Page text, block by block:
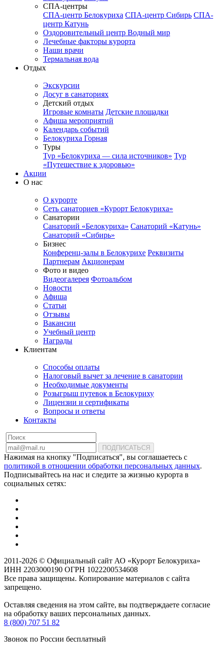
СПА-центры
СПА-центр Белокуриха СПА-центр Сибирь СПА-
центр Катунь
Оздоровительный центр Водный мир
Лечебные факторы курорта
Наши врачи
Термальная вода
Отдых
Экскурсии
Досуг в санаториях
Детский отдых
Игровые комнаты Детские площадки
Афиша мероприятий
Календарь событий
Белокуриха Горная
Туры
Тур «Белокуриха — сила источников» Тур
«Путешествие к здоровью»
Акции
О нас
О курорте
Сеть санаториев «Курорт Белокуриха»
Санатории
Санаторий «Белокуриха» Санаторий «Катунь»
Санаторий «Сибирь»
Бизнес
Конференц-залы в Белокурихе Реквизиты
Партнерам Акционерам
Фото и видео
Видеогалерея Фотоальбом
Новости
Афиша
Статьи
Отзывы
Вакансии
Учебный центр
Награды
Клиентам
Способы оплаты
Налоговый вычет за лечение в санатории
Необходимые документы
Розыгрыш путевок в Белокуриху
Лицензии и сертификаты
Вопросы и ответы
Контакты
ПОДПИСАТЬСЯ
Нажимая на кнопку "Подписаться", вы соглашаетесь с
политикой в отношении обработки персональных данных.
Подписывайтесь на нас и следите за жизнью курорта в
социальных сетях:
2011-2026 © Официальный сайт АО «Курорт Белокуриха»
ИНН 2203000190 ОГРН 1022200534608
Все права защищены. Копирование материалов с сайта
запрещено.
Оставляя сведения на этом сайте, вы подтверждаете согласие
на обработку ваших персональных данных.
8 (800) 707 51 82
Звонок по России бесплатный